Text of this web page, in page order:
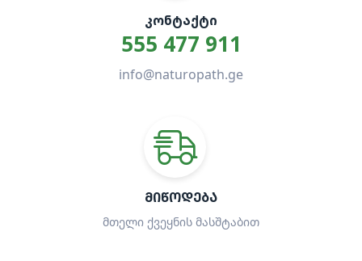
ᲙᲝᲜᲢᲐᲥᲢᲘ
555 477 911
info@naturopath.ge
ᲛᲘᲬᲝᲓᲔᲑᲐ
მთელი ქვეყნის მასშტაბით